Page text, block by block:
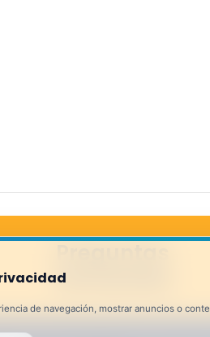
frecuentes
de navegación, mostrar anuncios o